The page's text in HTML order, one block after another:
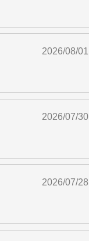
2026/08/01
2026/07/30
2026/07/28